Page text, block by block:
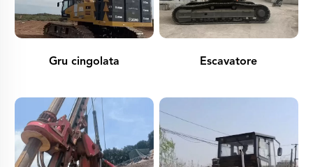
Gru cingolata Escavatore